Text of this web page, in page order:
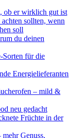
ob er wirklich gut ist
sollten, wenn
soll
du deinen
Sorten für die
Energielieferanten
– mild &
neu gedacht
Früchte in der
Genuss,